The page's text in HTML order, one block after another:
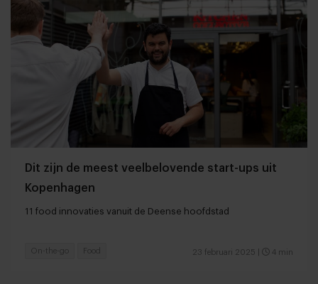
Dit zijn de meest veelbelovende start-ups uit
Kopenhagen
11 food innovaties vanuit de Deense hoofdstad
23 februari 2025 4 min
On-the-go Food